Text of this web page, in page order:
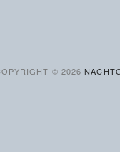
© 2026